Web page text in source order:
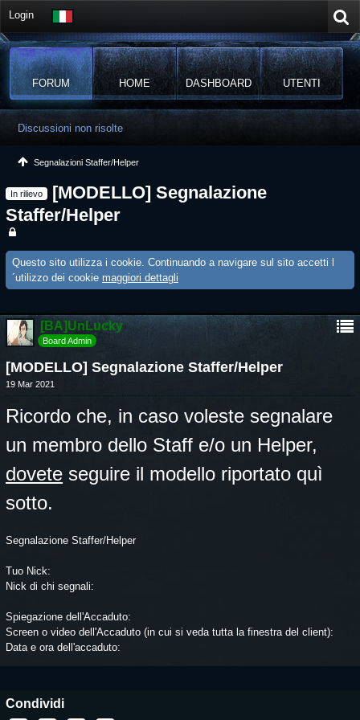
Login
FORUM HOME DASHBOARD UTENTI
Discussioni non risolte
Segnalazioni Staffer/Helper
In rilievo
[MODELLO] Segnalazione
Staffer/Helper
Questo sito utilizza i cookie. Continuando a navigare sul sito accetti l
´utilizzo dei cookie maggiori dettagli
[BA]UnLucky
Board Admin
[MODELLO] Segnalazione Staffer/Helper
19 Mar 2021
Ricordo che, in caso voleste segnalare
un membro dello Staff e/o un Helper,
dovete seguire il modello riportato quì
sotto.
Segnalazione Staffer/Helper
Tuo Nick:
Nick di chi segnali:
Spiegazione dell'Accaduto:
Screen o video dell'Accaduto (in cui si veda tutta la finestra del client):
Data e ora dell'accaduto:
Condividi